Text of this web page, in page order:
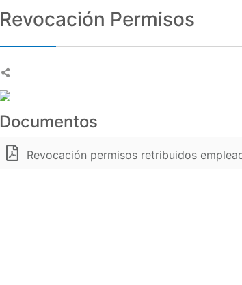
Revocación Permisos
Documentos
Revocación permisos retribuidos